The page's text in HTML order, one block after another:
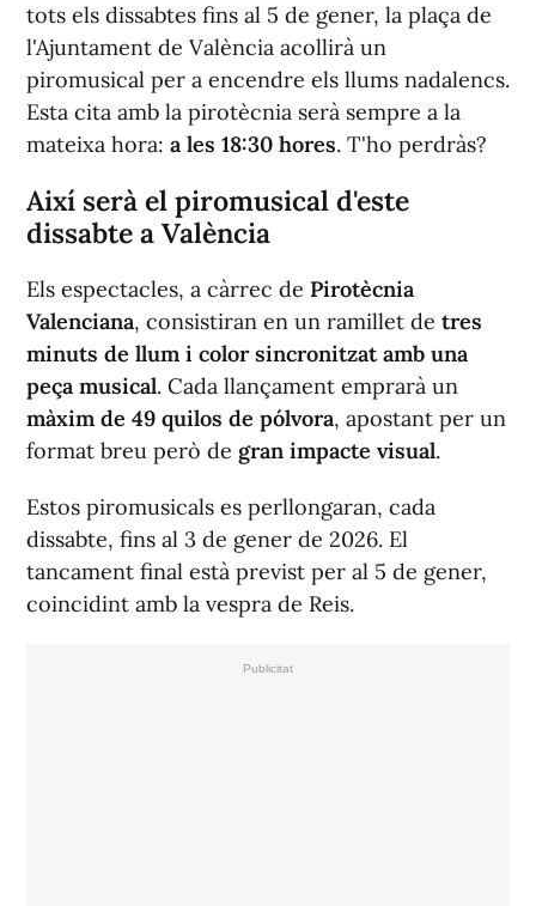
tots els dissabtes fins al 5 de gener, la plaça de
l'Ajuntament de València acollirà un
piromusical per a encendre els llums nadalencs.
Esta cita amb la pirotècnia serà sempre a la
mateixa hora: a les 18:30 hores. T'ho perdràs?
Així serà el piromusical d'este
dissabte a València
Els espectacles, a càrrec de Pirotècnia
Valenciana, consistiran en un ramillet de tres
minuts de llum i color sincronitzat amb una
peça musical. Cada llançament emprarà un
màxim de 49 quilos de pólvora, apostant per un
format breu però de gran impacte visual.
Estos piromusicals es perllongaran, cada
dissabte, fins al 3 de gener de 2026. El
tancament final està previst per al 5 de gener,
coincidint amb la vespra de Reis.